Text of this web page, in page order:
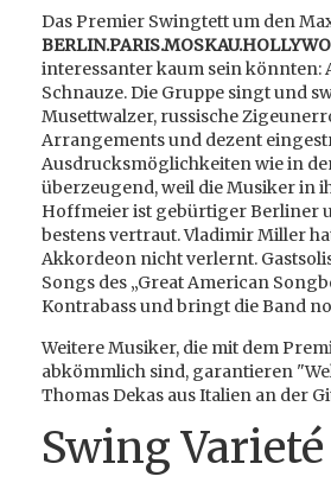
Das Premier Swingtett um den
interessanter kaum sein könnten:
Schnauze. Die Gruppe singt und
Musettwalzer, russische
Arrangements und dezent
Ausdrucksmöglichkeiten wie in
überzeugend, weil die Musiker in
Hoffmeier ist gebürtiger Berliner
bestens vertraut. Vladimir Miller
Akkordeon nicht verlernt.
Songs des „Great American
Kontrabass und bringt die Band
Weitere Musiker, die mit dem
abkömmlich sind, garantieren
Thomas Dekas aus Italien an der
Swing Varieté